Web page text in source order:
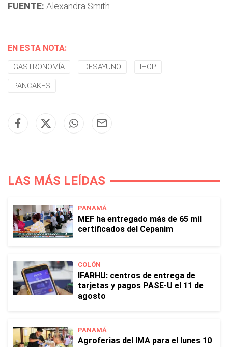
FUENTE: Alexandra Smith
EN ESTA NOTA:
GASTRONOMÍA DESAYUNO IHOP
PANCAKES
LAS MÁS LEÍDAS
PANAMÁ
MEF ha entregado más de 65 mil
certificados del Cepanim
COLÓN
IFARHU: centros de entrega de
tarjetas y pagos PASE-U el 11 de
agosto
PANAMÁ
Agroferias del IMA para el lunes 10